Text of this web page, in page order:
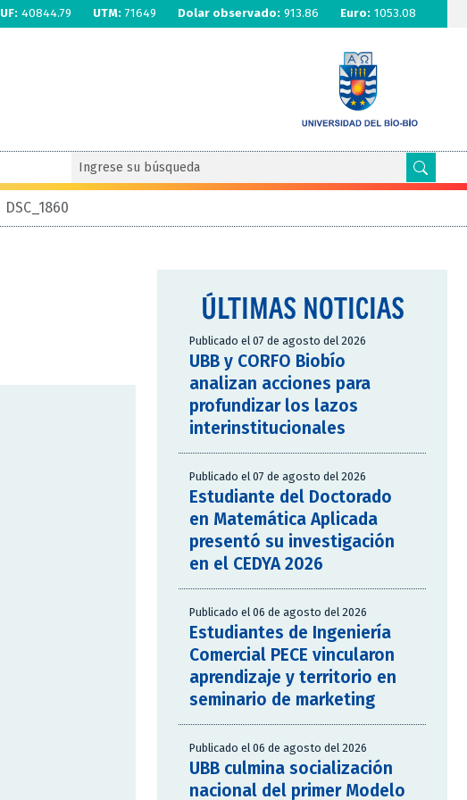
UF: 40844.79 UTM: 71649 Dolar observado: 913.86 Euro: 1053.08
DSC_1860
ÚLTIMAS NOTICIAS
Publicado el 07 de agosto del 2026
UBB y CORFO Biobío
analizan acciones para
profundizar los lazos
interinstitucionales
Publicado el 07 de agosto del 2026
Estudiante del Doctorado
en Matemática Aplicada
presentó su investigación
en el CEDYA 2026
Publicado el 06 de agosto del 2026
Estudiantes de Ingeniería
Comercial PECE vincularon
aprendizaje y territorio en
seminario de marketing
Publicado el 06 de agosto del 2026
UBB culmina socialización
nacional del primer Modelo